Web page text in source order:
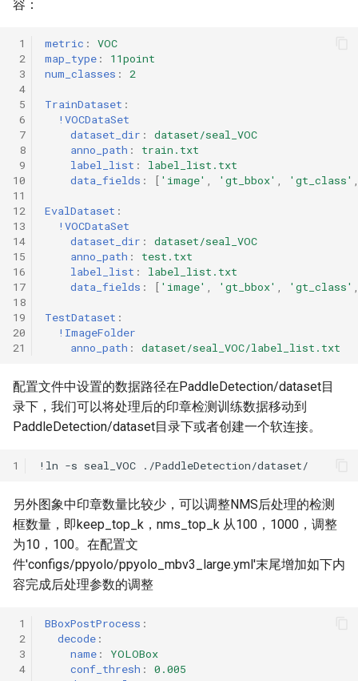
容：
1
2
3
4
5
6
7
8
9
10
11
12
13
14
15
16
17
18
19
20
21
metric :
VOC
map_type :
11point
num_classes : 2
TrainDataset :
!VOCDataSet
dataset_dir :
dataset/seal_VOC
anno_path :
train.txt
label_list :
label_list.txt
data_fields : [ 'image' , 'gt_bbox' , 'gt_class'
EvalDataset :
!VOCDataSet
dataset_dir :
dataset/seal_VOC
anno_path :
test.txt
label_list :
label_list.txt
data_fields : [ 'image' , 'gt_bbox' , 'gt_class'
TestDataset :
!ImageFolder
anno_path : dataset/seal_VOC/label_list.txt
配置文件中设置的数据路径在PaddleDetection/dataset目
录下，我们可以将处理后的印章检测训练数据移动到
PaddleDetection/dataset目录下或者创建一个软连接。
1 !ln -s seal_VOC
另外图象中印章数量比较少，可以调整NMS后处理的检测
框数量，即keep_top_k，nms_top_k 从100，1000，调整
为10，100。在配置文
件'configs/ppyolo/ppyolo_mbv3_large.yml'末尾增加如下内
容完成后处理参数的调整
1
2
3
4
BBoxPostProcess :
decode :
name :
YOLOBox
conf_thresh :
0.005